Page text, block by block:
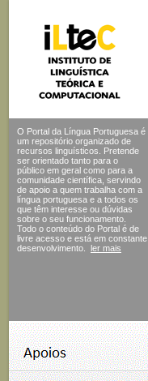
O Portal da Língua Portuguesa é
um repositório organizado de
recursos linguísticos. Pretende
ser orientado tanto para o
público em geral como para a
comunidade científica, servindo
de apoio a quem trabalha com a
língua portuguesa e a todos os
que têm interesse ou dúvidas
sobre o seu funcionamento.
Todo o conteúdo do Portal é de
livre acesso e está em constante
desenvolvimento.
ler mais